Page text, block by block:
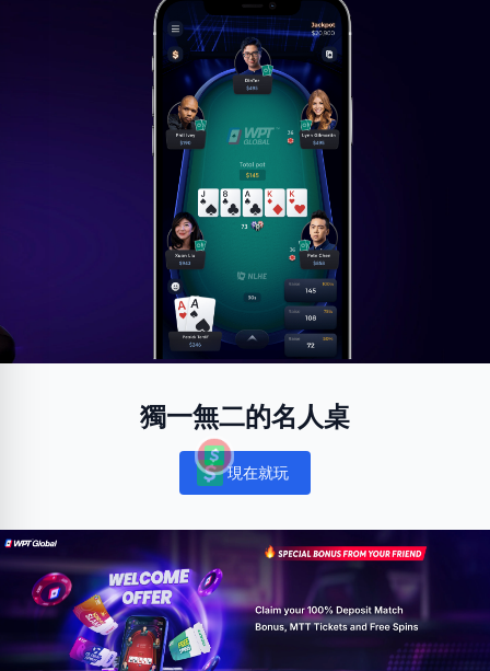
獨一無二的名人桌
Notifications
現在就玩